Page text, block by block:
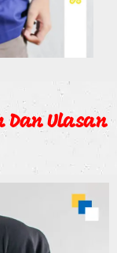
Dan Ulasan